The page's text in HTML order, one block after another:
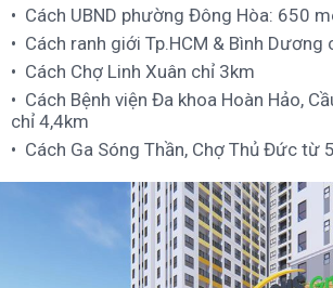
Cách UBND phường Đông Hòa: 650
Cách ranh giới Tp.HCM & Bình Dương
Cách Chợ Linh Xuân chỉ 3km
Cách Bệnh viện Đa khoa Hoàn Hảo,
chỉ 4,4km
Cách Ga Sóng Thần, Chợ Thủ Đức từ